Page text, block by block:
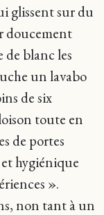
glissent sur du
doucement
blanc les
un lavabo
de six
toute en
de portes
hygiénique
».
non tant à un